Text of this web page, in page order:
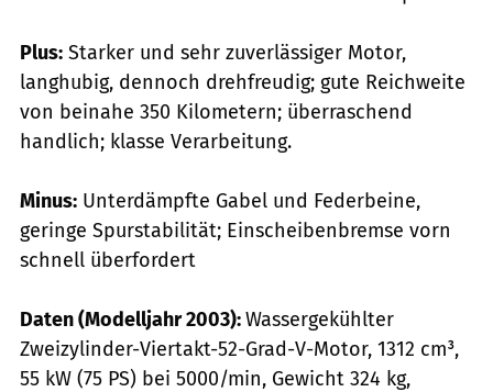
Plus: Starker und sehr zuverlässiger Motor,
langhubig, dennoch drehfreudig; gute Reichweite
von beinahe 350 Kilometern; überraschend
handlich; klasse Verarbeitung.
Minus: Unterdämpfte Gabel und Federbeine,
geringe Spurstabilität; Einscheibenbremse vorn
schnell überfordert
Daten (Modelljahr 2003):Wassergekühlter
Zweizylinder-Viertakt-52-Grad-V-­Motor, 1312 cm³,
55 kW (75 PS) bei 5000/min, Gewicht 324 kg,